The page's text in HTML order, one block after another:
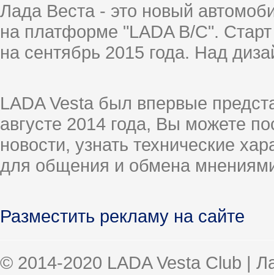
Лада Веста - это новый
на платформе "LADA B/C".
на сентябрь 2015 года. Над
LADA Vesta был впервые
августе 2014 года, Вы можете
новости, узнать технические
для общения и обмена
Разместить рекламу на сайте
© 2014-2020 LADA Vesta Club |